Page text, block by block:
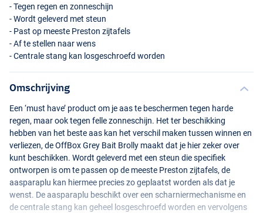
- Tegen regen en zonneschijn
- Wordt geleverd met steun
- Past op meeste Preston zijtafels
- Af te stellen naar wens
- Centrale stang kan losgeschroefd worden
Omschrijving
Een ‘must have’ product om je aas te beschermen tegen harde
regen, maar ook tegen felle zonneschijn. Het ter beschikking
hebben van het beste aas kan het verschil maken tussen winnen en
verliezen, de OffBox Grey Bait Brolly maakt dat je hier zeker over
kunt beschikken. Wordt geleverd met een steun die specifiek
ontworpen is om te passen op de meeste Preston zijtafels, de
aasparaplu kan hiermee precies zo geplaatst worden als dat je
wenst. De aasparaplu beschikt over een scharniermechanisme en
de centrale stang kan geheel losgeschroefd worden en vervolgens